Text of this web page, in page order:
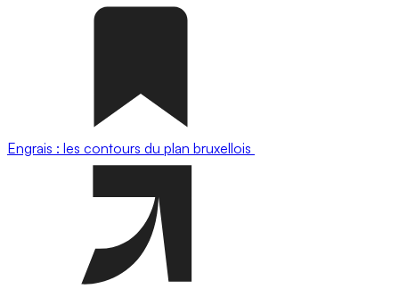
Engrais : les contours du plan bruxellois